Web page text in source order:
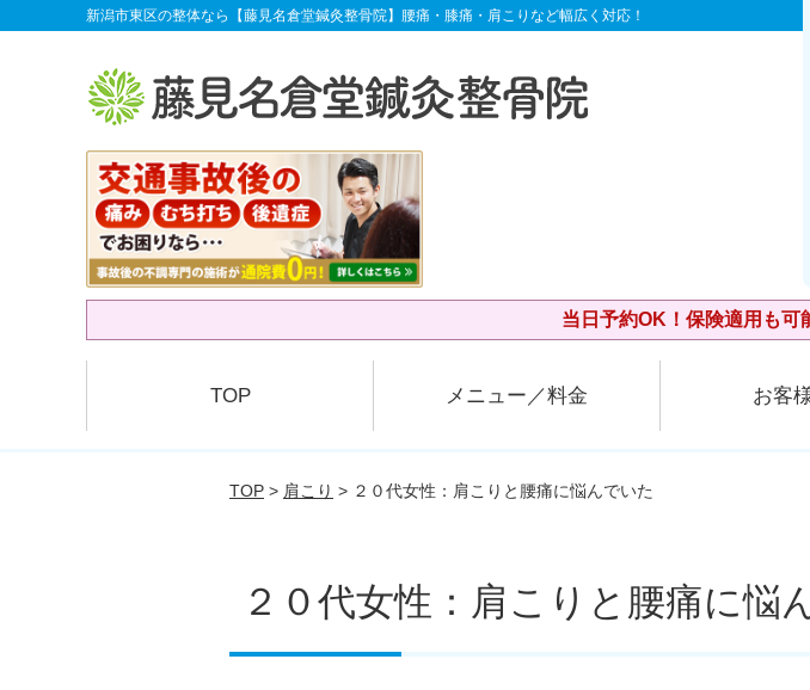
新潟市東区の整体なら【藤見名倉堂鍼灸整骨院】腰痛・膝痛・肩こりなど幅広く対応！
当日予約OK！保険適用も可
TOP メニュー／料金 お客
TOP > 肩こり > ２０代女性：肩こりと腰痛に悩んでいた
２０代女性：肩こりと腰痛に悩